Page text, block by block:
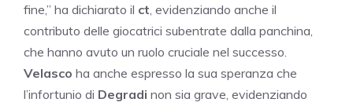
fine,” ha dichiarato il ct , evidenziando anche il
contributo delle giocatrici subentrate dalla panchina,
che hanno avuto un ruolo cruciale nel successo.
Velasco ha anche espresso la sua speranza che
l’infortunio di Degradi non sia grave, evidenziando